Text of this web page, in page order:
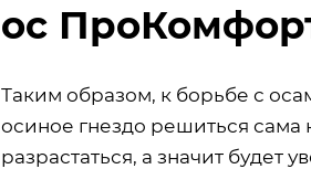
ос
Таким образом, к борьбе с
осиное гнездо решиться сама
разрастаться, а значит будет